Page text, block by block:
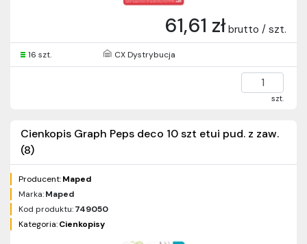
61,61 zł brutto / szt.
16 szt. CX Dystrybucja
szt.
Cienkopis Graph Peps deco 10 szt etui pud. z zaw.
(8)
Producent:Maped
Marka:Maped
Kod produktu:749050
Kategoria:Cienkopisy